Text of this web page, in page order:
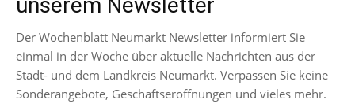
Der Wochenblatt Neumarkt Newsletter informiert Sie
einmal in der Woche über aktuelle Nachrichten aus der
Stadt- und dem Landkreis Neumarkt. Verpassen Sie keine
Sonderangebote, Geschäftseröffnungen und vieles mehr.